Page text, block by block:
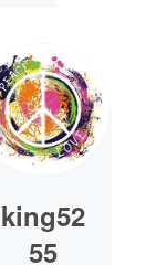
king52
55